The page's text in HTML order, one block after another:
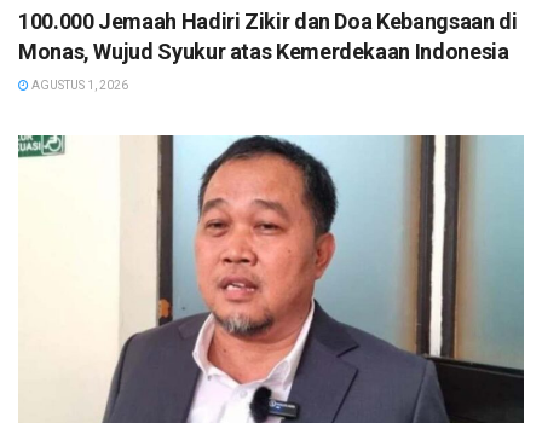
100.000 Jemaah Hadiri Zikir dan Doa Kebangsaan di
Monas, Wujud Syukur atas Kemerdekaan Indonesia
AGUSTUS 1, 2026